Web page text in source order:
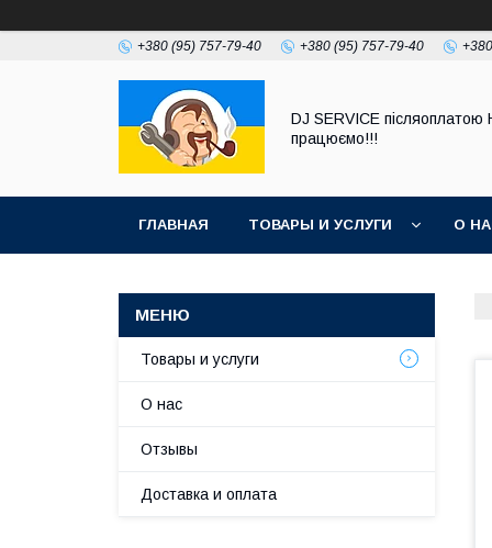
+380 (95) 757-79-40 +380 (95) 757-79-40
DJ SERVICE пiсляоплатою
працюємо!!!
ГЛАВНАЯ ТОВАРЫ И УСЛУГИ О
Товары и услуги
О нас
Отзывы
Доставка и оплата